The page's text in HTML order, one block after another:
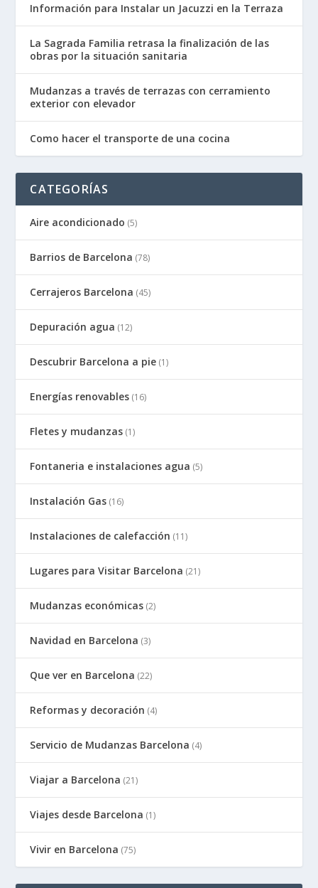
Información para Instalar un Jacuzzi en la Terraza
La Sagrada Familia retrasa la finalización de las
obras por la situación sanitaria
Mudanzas a través de terrazas con cerramiento
exterior con elevador
Como hacer el transporte de una cocina
CATEGORÍAS
Aire acondicionado (5)
Barrios de Barcelona (78)
Cerrajeros Barcelona (45)
Depuración agua (12)
Descubrir Barcelona a pie (1)
Energías renovables (16)
Fletes y mudanzas (1)
Fontaneria e instalaciones agua (5)
Instalación Gas (16)
Instalaciones de calefacción (11)
Lugares para Visitar Barcelona (21)
Mudanzas económicas (2)
Navidad en Barcelona (3)
Que ver en Barcelona (22)
Reformas y decoración (4)
Servicio de Mudanzas Barcelona (4)
Viajar a Barcelona (21)
Viajes desde Barcelona (1)
Vivir en Barcelona (75)